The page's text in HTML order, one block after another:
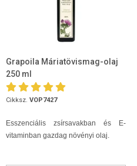
Grapoila Máriatövismag-olaj
250 ml
Cikksz. VOP7427
Esszenciális zsírsavakban és E-
vitaminban gazdag növényi olaj.